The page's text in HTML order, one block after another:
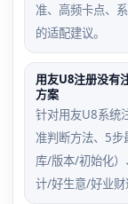
准、高频卡点、
的适配建议。
用友U8注册没有
方案
针对用友U8系统
准判断方法、5
库/版本/初始化
计/好生意/好业财